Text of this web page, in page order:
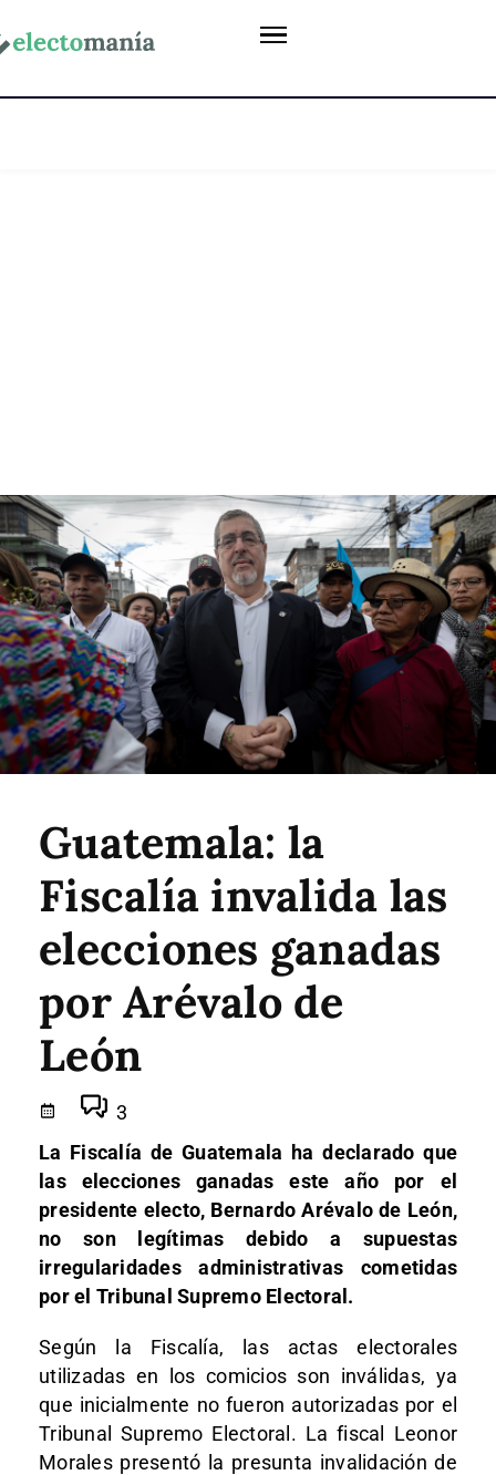
Guatemala: la
Fiscalía invalida las
elecciones ganadas
por Arévalo de
León
3
La Fiscalía de Guatemala ha declarado que
las elecciones ganadas este año por el
presidente electo, Bernardo Arévalo de León,
no son legítimas debido a supuestas
irregularidades administrativas cometidas
por el Tribunal Supremo Electoral.
Según la Fiscalía, las actas electorales
utilizadas en los comicios son inválidas, ya
que inicialmente no fueron autorizadas por el
Tribunal Supremo Electoral. La fiscal Leonor
Morales presentó la presunta invalidación de